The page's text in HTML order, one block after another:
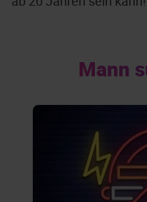
Mann